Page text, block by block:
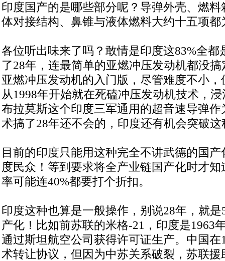
印度国产的是哪些部分呢？导弹外壳、燃
体对接结构、鼻锥与液体燃料大约十五项都
各位听出味来了吗？敢情是印度这83%全都
了28年，连最简单的亚燃冲压发动机都没
亚燃冲压发动机的入门版，尽管难度不小
从1998年开始就在死磕冲压发动机技术，
布拉莫斯这个印度三军通用的超音速导弹
术搞了28年还不会的，印度还有机会突破
目前的印度只能用这种完全不讲武德的国
度民众！等到要求将全产业链国产化时才
率可能连40%都要打个折扣。
印度这种也算是一般操作，别说28年，就
产化！比如前苏联的米格-21，印度是1963
通过斯坦航空公司获得许可证生产。中国在
术转让协议，但因为中苏关系破裂，苏联援